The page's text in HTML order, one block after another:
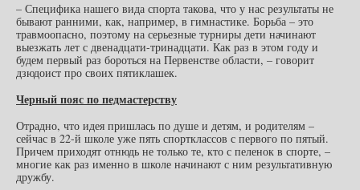
– Специфика нашего вида спорта такова, что у нас результаты не
бывают ранними, как, например, в гимнастике. Борьба – это
травмоопасно, поэтому на серьезные турниры дети начинают
выезжать лет с двенадцати-тринадцати. Как раз в этом году и
будем первый раз бороться на Первенстве области, – говорит
дзюдоист про своих пятиклашек.
Черный пояс по педмастерству
Отрадно, что идея пришлась по душе и детям, и родителям –
сейчас в 22-й школе уже пять спортклассов с первого по пятый.
Причем приходят отнюдь не только те, кто с пеленок в спорте, –
многие как раз именно в школе начинают с ним результативную
дружбу.